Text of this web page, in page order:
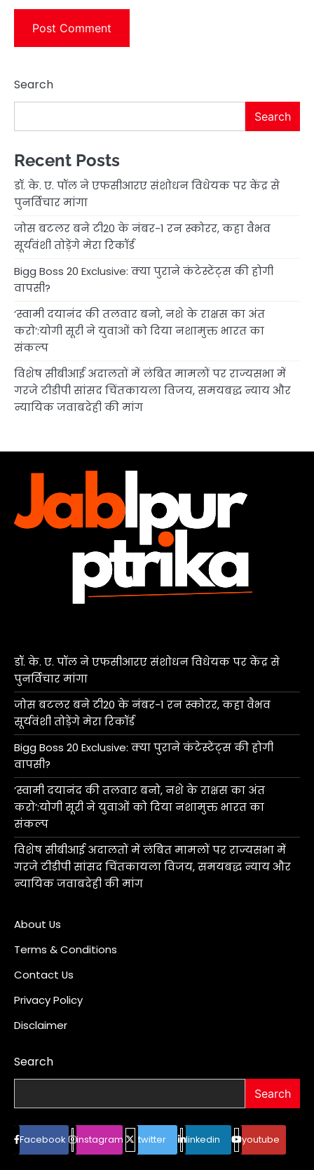
Search
Search
Recent Posts
डॉ. के. ए. पॉल ने एफसीआरए संशोधन विधेयक पर केंद्र से
पुनर्विचार मांगा
जोस बटलर बने टी20 के नंबर-1 रन स्कोरर, कहा वैभव
सूर्यवंशी तोड़ेंगे मेरा रिकॉर्ड
Bigg Boss 20 Exclusive: क्या पुराने कंटेस्टेंट्स की होगी
वापसी?
‘स्वामी दयानंद की तलवार बनो, नशे के राक्षस का अंत
करो’:योगी सूरी ने युवाओं को दिया नशामुक्त भारत का
संकल्प
विशेष सीबीआई अदालतों में लंबित मामलों पर राज्यसभा में
गरजे टीडीपी सांसद चिंतकायला विजय, समयबद्ध न्याय और
न्यायिक जवाबदेही की मांग
डॉ. के. ए. पॉल ने एफसीआरए संशोधन विधेयक पर केंद्र से
पुनर्विचार मांगा
जोस बटलर बने टी20 के नंबर-1 रन स्कोरर, कहा वैभव
सूर्यवंशी तोड़ेंगे मेरा रिकॉर्ड
Bigg Boss 20 Exclusive: क्या पुराने कंटेस्टेंट्स की होगी
वापसी?
‘स्वामी दयानंद की तलवार बनो, नशे के राक्षस का अंत
करो’:योगी सूरी ने युवाओं को दिया नशामुक्त भारत का
संकल्प
विशेष सीबीआई अदालतों में लंबित मामलों पर राज्यसभा में
गरजे टीडीपी सांसद चिंतकायला विजय, समयबद्ध न्याय और
न्यायिक जवाबदेही की मांग
About Us
Terms & Conditions
Contact Us
Privacy Policy
Disclaimer
Search
Search
Facebook instagram twitter linkedin youtube